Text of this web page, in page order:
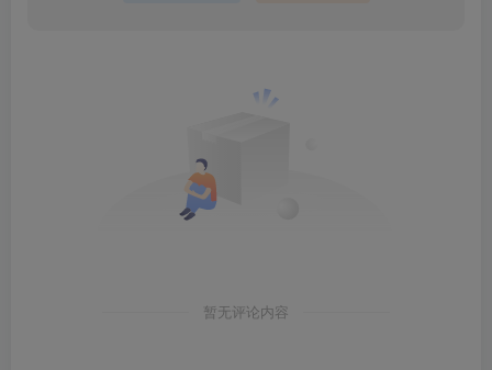
暂无评论内容